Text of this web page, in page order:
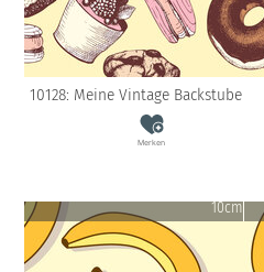
10128: Meine Vintage Backstube
Merken
10cm